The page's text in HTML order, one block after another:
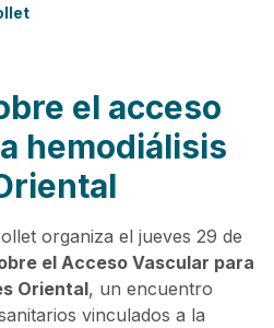
el acceso
hemodiálisis
organiza el jueves 29 de
el Acceso Vascular para
Oriental, un encuentro
vinculados a la